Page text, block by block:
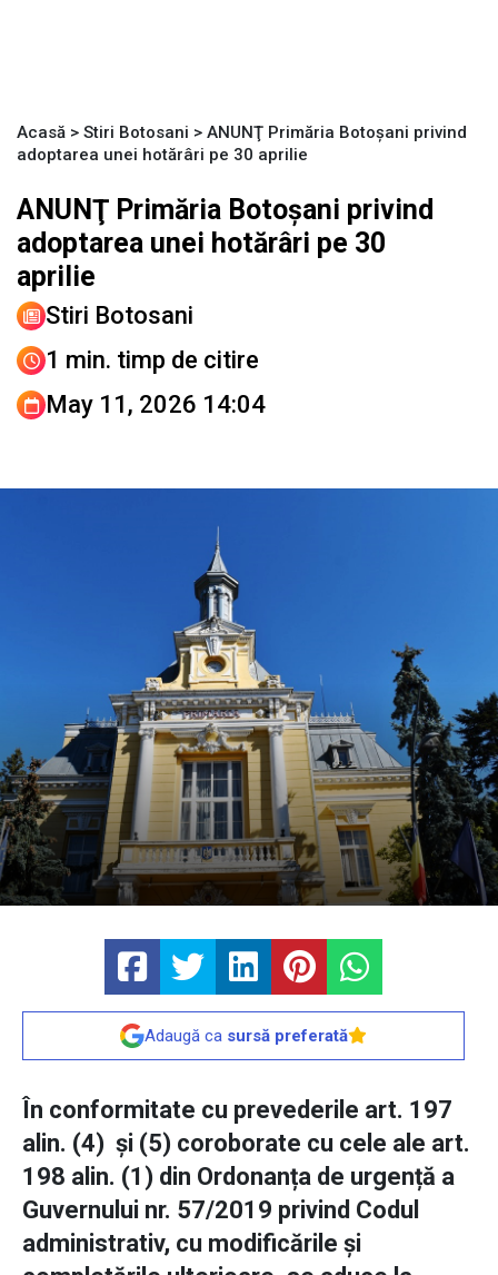
Acasă > Stiri Botosani > ANUNŢ Primăria Botoșani privind
adoptarea unei hotărâri pe 30 aprilie
ANUNŢ Primăria Botoșani privind
adoptarea unei hotărâri pe 30
aprilie
Stiri Botosani
1 min. timp de citire
May 11, 2026 14:04
Adaugă ca sursă preferată
În conformitate cu prevederile art. 197
alin. (4) și (5) coroborate cu cele ale art.
198 alin. (1) din Ordonanța de urgență a
Guvernului nr. 57/2019 privind Codul
administrativ, cu modificările și